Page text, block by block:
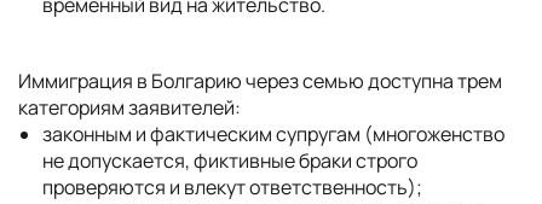
Иммиграция в Болгарию через семью доступна трем
категориям заявителей:
законным и фактическим супругам (многоженство
не допускается, фиктивные браки строго
проверяются и влекут ответственность);